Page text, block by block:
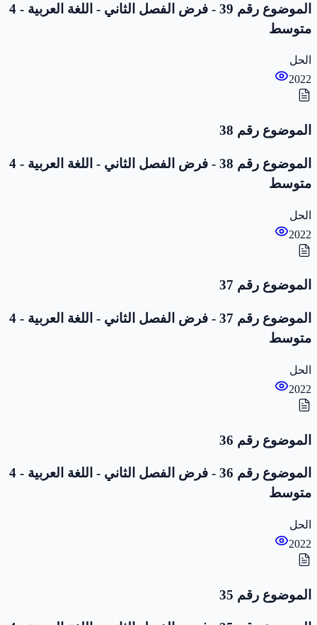
الموضوع رقم 39 - فرض الفصل الثاني - اللغة العربية - 4
متوسط
الحل
2022
الموضوع رقم 38
الموضوع رقم 38 - فرض الفصل الثاني - اللغة العربية - 4
متوسط
الحل
2022
الموضوع رقم 37
الموضوع رقم 37 - فرض الفصل الثاني - اللغة العربية - 4
متوسط
الحل
2022
الموضوع رقم 36
الموضوع رقم 36 - فرض الفصل الثاني - اللغة العربية - 4
متوسط
الحل
2022
الموضوع رقم 35